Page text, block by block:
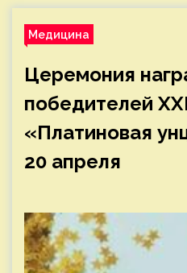
Медицина
Церемония
победителей
«Платиновая
20 апреля